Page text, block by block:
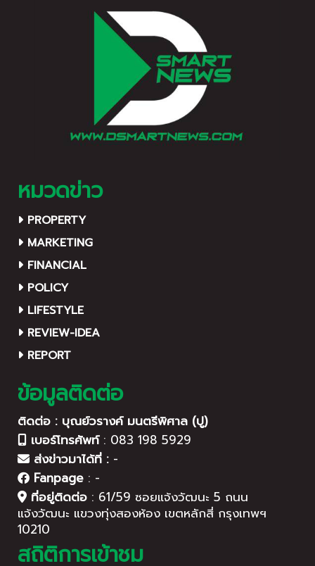
หมวดข่าว
PROPERTY
MARKETING
FINANCIAL
POLICY
LIFESTYLE
REVIEW-IDEA
REPORT
ข้อมูลติดต่อ
ติดต่อ : บุณย์วรางค์ มนตรีพิศาล (ปู)
เบอร์โทรศัพท์: 083 198 5929
ส่งข่าวมาได้ที่ : -
Fanpage : -
ที่อยู่ติดต่อ : 61/59 ซอยแจ้งวัฒนะ 5 ถนน
แจ้งวัฒนะ แขวงทุ่งสองห้อง เขตหลักสี่ กรุงเทพฯ
10210
สถิติการเข้าชม